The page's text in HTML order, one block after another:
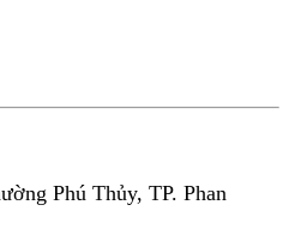
Phú Thủy, TP. Phan